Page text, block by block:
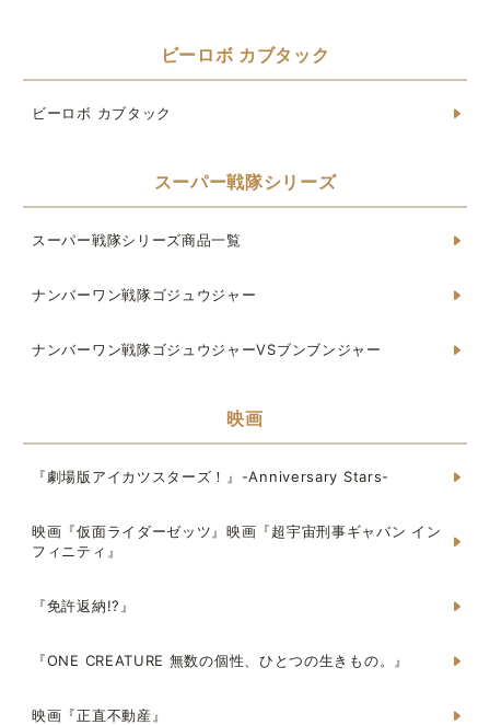
ビーロボ カブタック
ビーロボ カブタック
スーパー戦隊シリーズ
スーパー戦隊シリーズ商品一覧
ナンバーワン戦隊ゴジュウジャー
ナンバーワン戦隊ゴジュウジャーVSブンブンジャー
映画
『劇場版アイカツスターズ！』-Anniversary Stars-
映画『仮面ライダーゼッツ』映画『超宇宙刑事ギャバン イン
フィニティ』
『免許返納!?』
『ONE CREATURE 無数の個性、ひとつの生きもの。』
映画『正直不動産』